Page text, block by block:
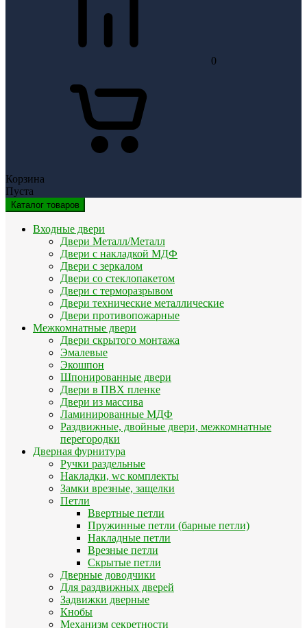
0
Корзина
Пуста
Каталог товаров
Входные двери
Двери Металл/Металл
Двери с накладкой МДФ
Двери с зеркалом
Двери со стеклопакетом
Двери с терморазрывом
Двери технические металлические
Двери противопожарные
Межкомнатные двери
Двери скрытого монтажа
Эмалевые
Экошпон
Шпонированные двери
Двери в ПВХ пленке
Двери из массива
Ламинированные МДФ
Раздвижные, двойные двери, межкомнатные
перегородки
Дверная фурнитура
Ручки раздельные
Накладки, wc комплекты
Замки врезные, защелки
Петли
Ввертные петли
Пружинные петли (барные петли)
Накладные петли
Врезные петли
Скрытые петли
Дверные доводчики
Для раздвижных дверей
Задвижки дверные
Кнобы
Механизм секретности